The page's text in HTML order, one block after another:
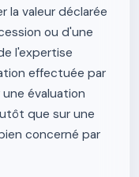
la valeur déclarée
ou d'une
l'expertise
effectuée par
évaluation
que sur une
concerné par